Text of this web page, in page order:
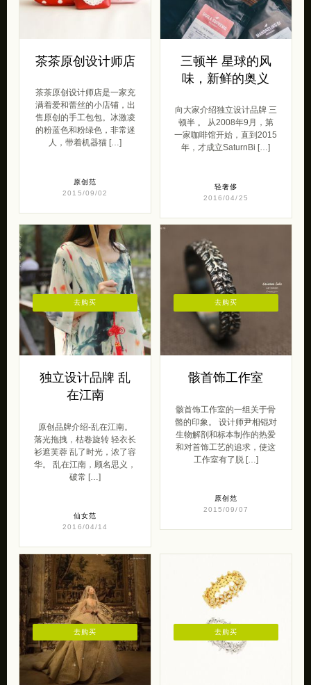
茶茶原创设计师店
茶茶原创设计师店是一家充
满着爱和蕾丝的小店铺，出
售原创的手工包包。冰激凌
的粉蓝色和粉绿色，非常迷
人，带着机器猫 […]
原创范
2015/09/02
三顿半 星球的风
味，新鲜的奥义
向大家介绍独立设计品牌 三
顿半 。 从2008年9月，第
一家咖啡馆开始，直到2015
年，才成立SaturnBi […]
轻奢侈
2016/04/25
独立设计品牌 乱
在江南
原创品牌介绍-乱在江南。
落光拖拽，枯卷旋转 轻衣长
衫遮芙蓉 乱了时光，浓了容
华。 乱在江南，顾名思义，
破常 […]
仙女范
2016/04/14
去购买
骸首饰工作室
骸首饰工作室的一组关于骨
骼的印象。 设计师尹相锟对
生物解剖和标本制作的热爱
和对首饰工艺的追求，使这
工作室有了脱 […]
原创范
2015/09/07
去购买
去购买 去购买